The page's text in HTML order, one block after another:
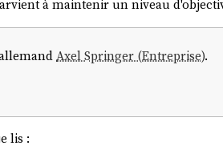
à maintenir un niveau
allemandAxel Springer (Entreprise).
lis :